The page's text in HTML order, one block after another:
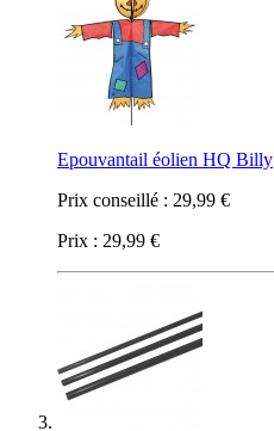
Epouvantail éolien HQ Billy
Prix conseillé : 29,99 €
Prix : 29,99 €